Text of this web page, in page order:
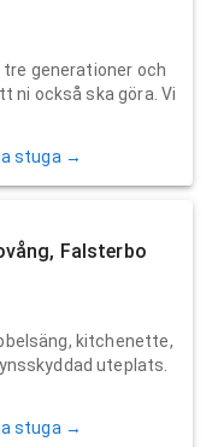
generationer och
ni också ska göra. Vi
stuga →
Falsterbo
kitchenette,
uteplats.
stuga →